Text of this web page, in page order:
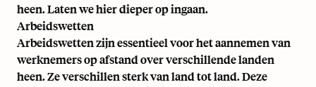
heen. Laten we hier dieper op ingaan.
Arbeidswetten
Arbeidswetten zijn essentieel voor het aannemen van
werknemers op afstand over verschillende landen
heen. Ze verschillen sterk van land tot land. Deze